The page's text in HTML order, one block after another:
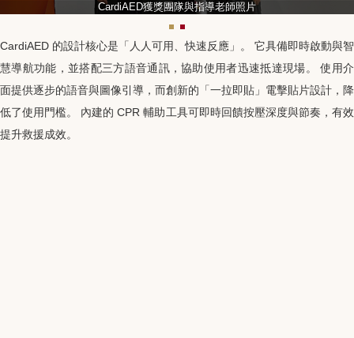
CardiAED獲獎團隊與指導老師照片
CardiAED 的設計核心是「人人可用、快速反應」。 它具備即時啟動與智
慧導航功能，並搭配三方語音通訊，協助使用者迅速抵達現場。 使用介
面提供逐步的語音與圖像引導，而創新的「一拉即貼」電擊貼片設計，降
低了使用門檻。 內建的 CPR輔助工具可即時回饋按壓深度與節奏，有效
提升救援成效。